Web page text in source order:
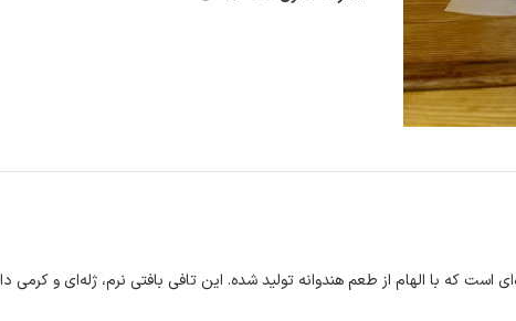
که با الهام از طعم هندوانه تولید شده. این تافی بافتی نرم، ژله‌ای و